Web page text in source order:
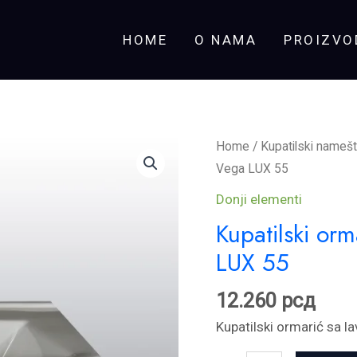
HOME O NAMA
Home / Kupatilski
Vega LUX 55
Donji elementi
Kupatilski
LUX 55
12.260 рсд
Kupatilski ormarić sa
Kupatilski
ormarić
sa
-
Vega
55
quantity